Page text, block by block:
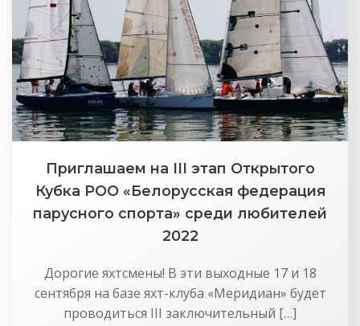
Приглашаем на III этап Открытого
Кубка РОО «Белорусская федерация
парусного спорта» среди любителей
2022
Дорогие яхтсмены! В эти выходные 17 и 18
сентября на базе яхт-клуба «Меридиан» будет
проводиться III заключительный […]